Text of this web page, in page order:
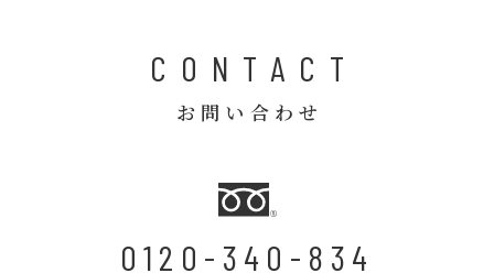
CONTACT
お問い合わせ
0120-340-834